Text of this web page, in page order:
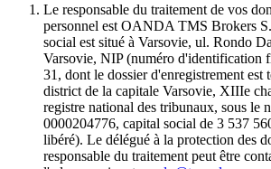
Le responsable du traitement de vos
personnel est OANDA TMS Brokers
social est situé à Varsovie, ul. Rondo
Varsovie, NIP (numéro d'identification
31, dont le dossier d'enregistrement est
district de la capitale Varsovie, XIIIe
registre national des tribunaux, sous le
0000204776, capital social de 3 537
libéré). Le délégué à la protection des
responsable du traitement peut être